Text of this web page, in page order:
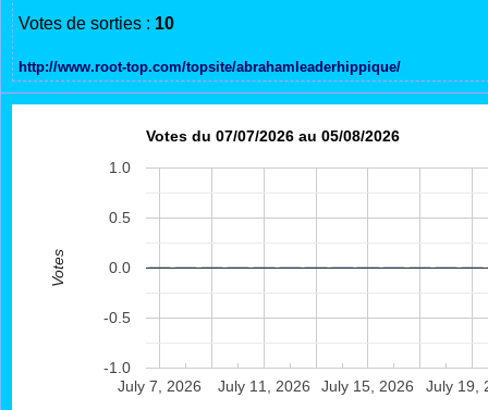
Votes de sorties : 10
http://www.root-top.com/topsite/abrahamleaderhippique/
Votes du 07/07/2026 au 05/08/2026
July 7, 2026 July 11, 2026 July 15, 2026 July 19,
-1.0
-0.5
0.0
0.5
1.0
Votes